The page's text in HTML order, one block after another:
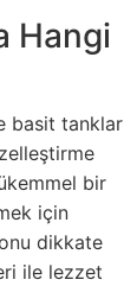
Hangi
basit tanklar
bir
için
dikkate
ile lezzet